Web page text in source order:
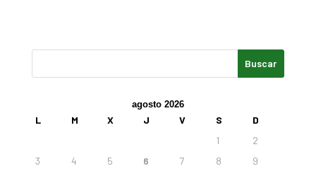
agosto 2026
L M X J V S
D
1
2
3
4 5 6 7 8
9